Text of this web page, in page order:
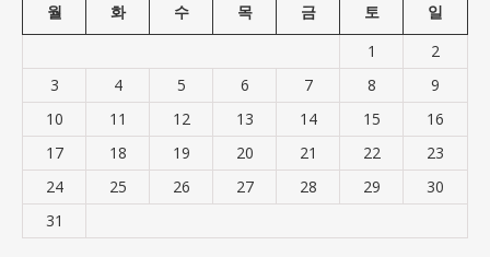
월 화 수 목 금 토
일
1
2
3
4 5 6 7 8
9
10
11 12 13 14 15
16
17
18 19 20 21 22
23
24
25 26 27 28 29
30
31